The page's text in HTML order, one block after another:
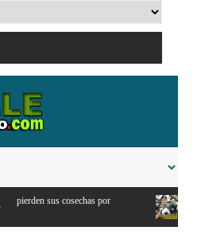
Comandante del ejercito de